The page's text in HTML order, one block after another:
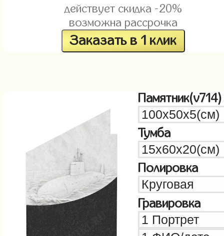
действует скидка -20%
возможна рассрочка
Заказать в 1 клик
Памятник(v714)
Тумба
Полировка
Гравировка